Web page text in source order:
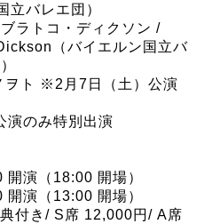
バレエ団）
ラトコ・ディクソン /
（バイエルン国立バ
ヲト ※2月7日（土）公演
演のみ特別出演
演（18:00 開場）
演（13:00 開場）
付き/ S席 12,000円/ A席